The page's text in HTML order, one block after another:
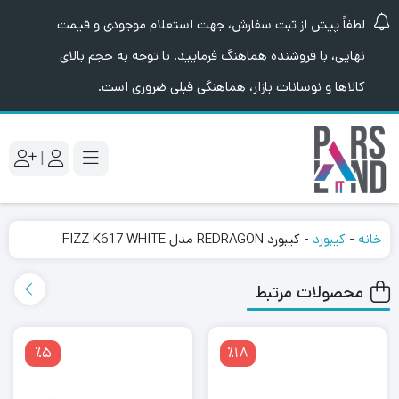
لطفاً پیش از ثبت سفارش، جهت استعلام موجودی و قیمت
نهایی، با فروشنده هماهنگ فرمایید. با توجه به حجم بالای
کالاها و نوسانات بازار، هماهنگی قبلی ضروری است.
|
خانه - کیبورد - کیبورد REDRAGON مدل FIZZ K617 WHITE
محصولات مرتبط
٪18 ٪5